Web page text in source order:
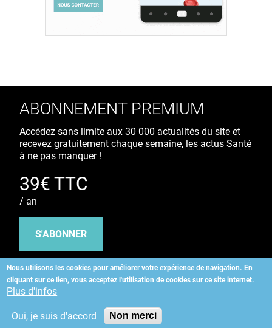
Nous utilisons les cookies pour améliorer votre expérience de navigation. En
cliquant sur ce lien, vous acceptez l'utilisation de cookies sur ce site internet.
Plus d'infos
Oui, je suis d'accord Non merci
ABONNEMENT PREMIUM
Accédez sans limite aux 30 000 actualités du site et
recevez gratuitement chaque semaine, les actus Santé
à ne pas manquer !
39€ TTC
/ an
S'ABONNER
Copyright©2026 ALLIEDHEALTH
KAURIWEB